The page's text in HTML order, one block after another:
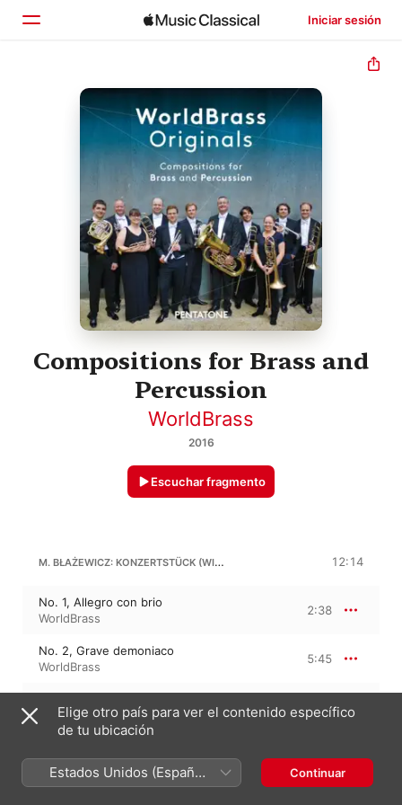
Iniciar sesión
Inicio
Explorar
Buscar
Compositions for Brass and
Percussion
WorldBrass
2016
Escuchar fragmento
M. BŁAŻEWICZ: KONZERTSTÜCK (WITH AMBIENCE) 12:14
No. 1, Allegro con brio
WorldBrass
2:38
No. 2, Grave demoniaco
WorldBrass
5:45
WorldBrass
3:50
LORENZ RAAB
Elige otro país para ver el contenido específico
de tu ubicación
Estados Unidos (Español
México)
Continuar